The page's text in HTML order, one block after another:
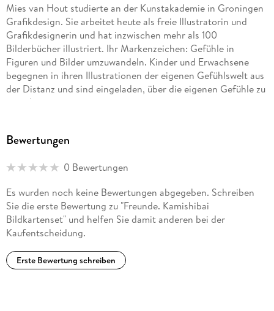
Mies van Hout studierte an der Kunstakademie in Groningen
Grafikdesign. Sie arbeitet heute als freie Illustratorin und
Grafikdesignerin und hat inzwischen mehr als 100
Bilderbücher illustriert. Ihr Markenzeichen: Gefühle in
Figuren und Bilder umzuwandeln. Kinder und Erwachsene
begegnen in ihren Illustrationen der eigenen Gefühlswelt aus
der Distanz und sind eingeladen, über die eigenen Gefühle zu
sprechen.
Bewertungen
0 Bewertungen
Es wurden noch keine Bewertungen abgegeben. Schreiben
Sie die erste Bewertung zu "Freunde. Kamishibai
Bildkartenset" und helfen Sie damit anderen bei der
Kaufentscheidung.
Erste Bewertung schreiben